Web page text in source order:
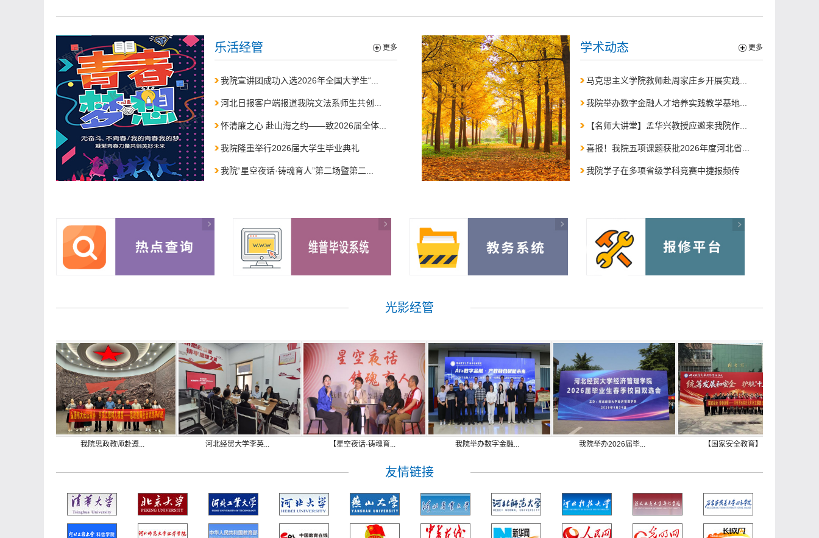
乐活经管 更多
我院宣讲团成功入选2026年全国大学生“...
河北日报客户端报道我院文法系师生共创...
怀清廉之心 赴山海之约——致2026届全体...
我院隆重举行2026届大学生毕业典礼
我院“星空夜话·铸魂育人”第二场暨第二...
学术动态 更多
马克思主义学院教师赴周家庄乡开展实践...
我院举办数字金融人才培养实践教学基地...
【名师大讲堂】孟华兴教授应邀来我院作...
喜报！我院五项课题获批2026年度河北省...
我院学子在多项省级学科竞赛中捷报频传
光影经管
我院思政教师赴遵... 河北经贸大学李英... 【星空夜话·铸魂育... 我院举办数字金融... 我院举办2026届毕... 【国家安全教育】 ...
友情链接